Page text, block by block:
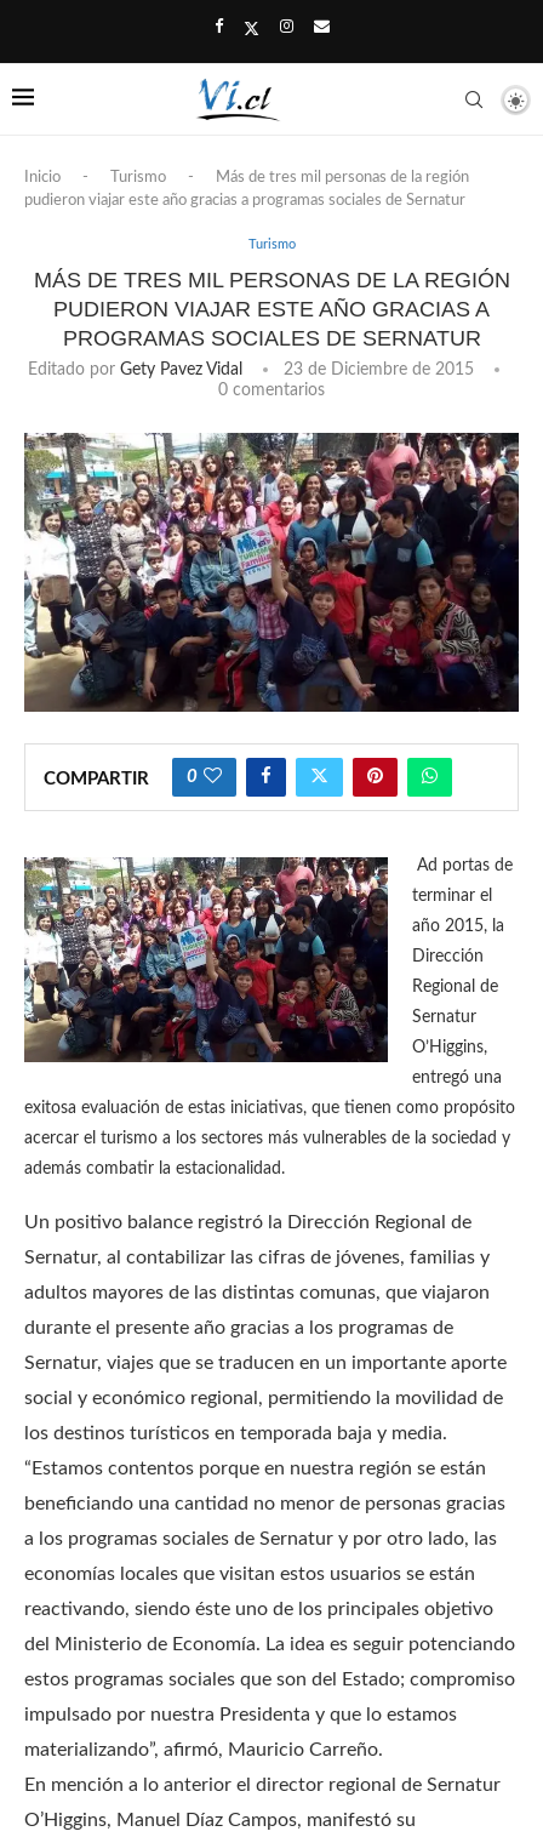
Inicio - Turismo -
Más de tres mil personas de la región
pudieron viajar este año gracias a programas sociales de Sernatur
Turismo
MÁS DE TRES MIL PERSONAS DE LA REGIÓN
PUDIERON VIAJAR ESTE AÑO GRACIAS A
PROGRAMAS SOCIALES DE SERNATUR
Editado por Gety Pavez Vidal
23 de Diciembre de 2015
0 comentarios
COMPARTIR 0
Ad portas de
terminar el
año 2015, la
Dirección
Regional de
Sernatur
O’Higgins,
entregó una
exitosa evaluación de estas iniciativas, que tienen como propósito
acercar el turismo a los sectores más vulnerables de la sociedad y
además combatir la estacionalidad.
Un positivo balance registró la Dirección Regional de
Sernatur, al contabilizar las cifras de jóvenes, familias y
adultos mayores de las distintas comunas, que viajaron
durante el presente año gracias a los programas de
Sernatur, viajes que se traducen en un importante aporte
social y económico regional, permitiendo la movilidad de
los destinos turísticos en temporada baja y media.
“Estamos contentos porque en nuestra región se están
beneficiando una cantidad no menor de personas gracias
a los programas sociales de Sernatur y por otro lado, las
economías locales que visitan estos usuarios se están
reactivando, siendo éste uno de los principales objetivo
del Ministerio de Economía. La idea es seguir potenciando
estos programas sociales que son del Estado; compromiso
impulsado por nuestra Presidenta y que lo estamos
materializando”, afirmó, Mauricio Carreño.
En mención a lo anterior el director regional de Sernatur
O’Higgins, Manuel Díaz Campos, manifestó su